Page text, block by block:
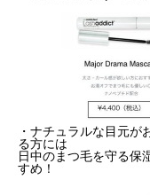
・ナチュラルな目元
る方には
日中のまつ毛を守る保
すめ！